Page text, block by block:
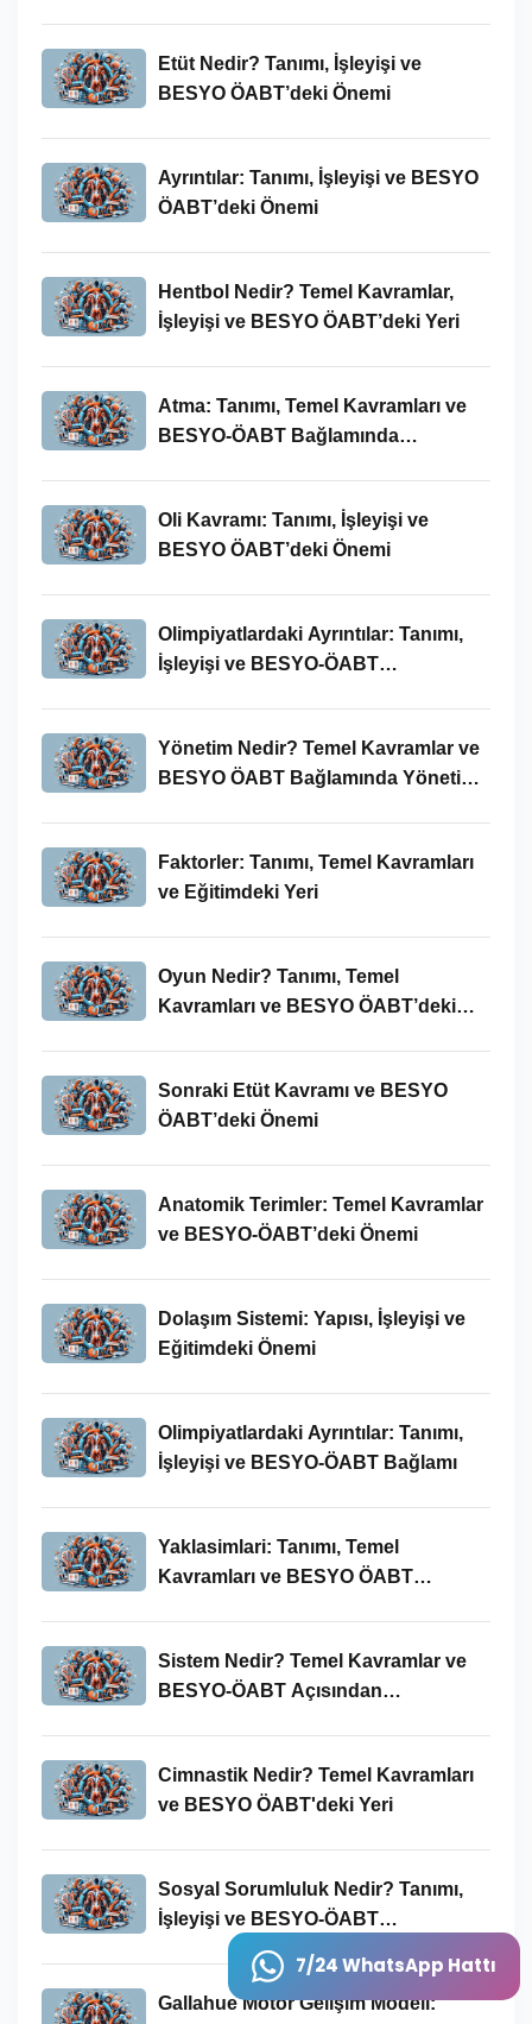
7/24 WhatsApp Hattı
Etüt Nedir? Tanımı, İşleyişi ve
BESYO ÖABT’deki Önemi
Ayrıntılar: Tanımı, İşleyişi ve BESYO
ÖABT’deki Önemi
Hentbol Nedir? Temel Kavramlar,
İşleyişi ve BESYO ÖABT’deki Yeri
Atma: Tanımı, Temel Kavramları ve
BESYO-ÖABT Bağlamında
Oli Kavramı: Tanımı, İşleyişi ve
BESYO ÖABT’deki Önemi
Olimpiyatlardaki Ayrıntılar: Tanımı,
İşleyişi ve BESYO-ÖABT
Yönetim Nedir? Temel Kavramlar ve
BESYO ÖABT Bağlamında Yönetim
Faktorler: Tanımı, Temel Kavramları
ve Eğitimdeki Yeri
Oyun Nedir? Tanımı, Temel
Kavramları ve BESYO ÖABT’deki
Sonraki Etüt Kavramı ve BESYO
ÖABT’deki Önemi
Anatomik Terimler: Temel Kavramlar
ve BESYO-ÖABT’deki Önemi
Dolaşım Sistemi: Yapısı, İşleyişi ve
Eğitimdeki Önemi
Olimpiyatlardaki Ayrıntılar: Tanımı,
İşleyişi ve BESYO-ÖABT Bağlamı
Yaklasimlari: Tanımı, Temel
Kavramları ve BESYO ÖABT
Sistem Nedir? Temel Kavramlar ve
BESYO-ÖABT Açısından
Cimnastik Nedir? Temel Kavramları
ve BESYO ÖABT'deki Yeri
Sosyal Sorumluluk Nedir? Tanımı,
İşleyişi ve BESYO-ÖABT
Bağlamında Önemi
Gallahue Motor Gelişim Modeli: